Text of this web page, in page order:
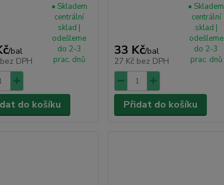
/bal
bez DPH
• Skladem
centrální
sklad |
odešleme
do 2-3
prac. dnů
do košíku
33 Kč/bal
27 Kč bez DPH
• Skladem
centrální
sklad |
odešleme
do 2-3
prac. dnů
Přidat do košíku